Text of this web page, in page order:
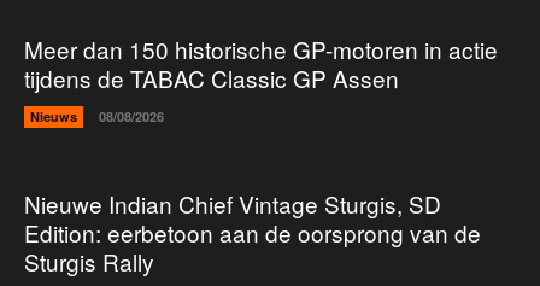
Meer dan 150 historische GP-motoren in actie
tijdens de TABAC Classic GP Assen
Nieuws 08/08/2026
Nieuwe Indian Chief Vintage Sturgis, SD
Edition: eerbetoon aan de oorsprong van de
Sturgis Rally